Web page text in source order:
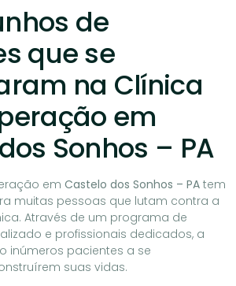
de
que se
na Clínica
em
Sonhos – PA
em Castelo dos Sonhos – PA tem
muitas pessoas que lutam contra a
Através de um programa de
e profissionais dedicados, a
inúmeros pacientes a se
suas vidas.